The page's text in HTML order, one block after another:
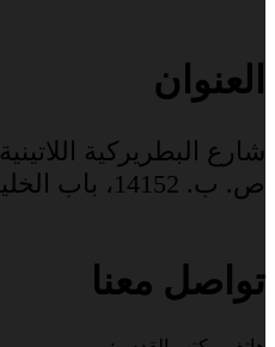
العنوان
شارع البطريركية اللاتينية 8
ص. ب. 14152، باب الخليل، القدس 9114101
تواصل معنا